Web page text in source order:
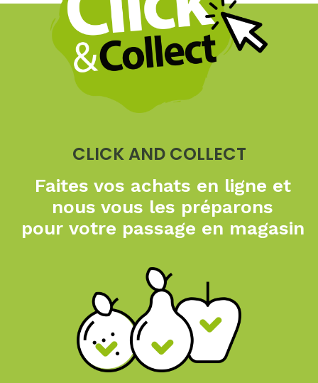
CLICK AND COLLECT
Faites vos achats en ligne et
nous vous les préparons
pourvotre passage en magasin